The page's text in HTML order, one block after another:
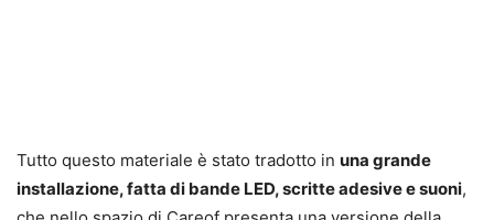
Tutto questo materiale è stato tradotto in una grande
installazione, fatta di bande LED, scritte adesive e suoni,